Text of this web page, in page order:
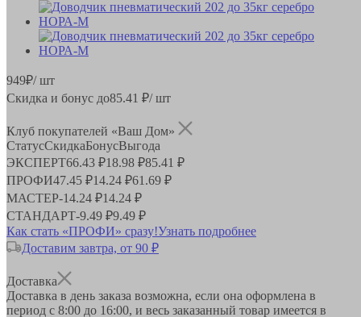
949₽/ шт
Скидка и бонус до85.41 ₽/ шт
Клуб покупателей «Ваш Дом»
СтатусСкидкаБонусВыгода
ЭКСПЕРТ66.43 ₽18.98 ₽85.41 ₽
ПРОФИ47.45 ₽14.24 ₽61.69 ₽
МАСТЕР-14.24 ₽14.24 ₽
СТАНДАРТ-9.49 ₽9.49 ₽
Как стать «ПРОФИ» сразу!Узнать подробнее
Доставим завтра, от 90 ₽
Доставка
Доставка в день заказа возможна, если она оформлена в
период с 8:00 до 16:00, и весь заказанный товар имеется в